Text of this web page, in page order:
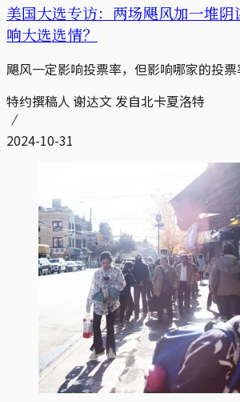
美国大选专访：两场飓风加一堆
响大选选情？
飓风一定影响投票率，但影响哪家的投票
特约撰稿人 谢达文 发自北卡夏洛特
2024-10-31